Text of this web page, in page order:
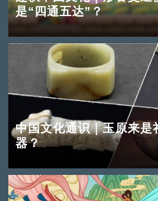
是“四通五达”？
中国文化通识｜玉原来是
器？